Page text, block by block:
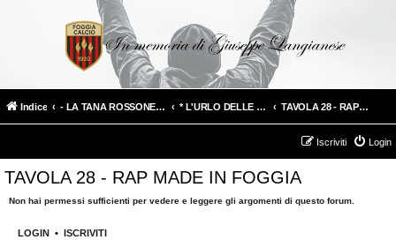
Indice - LA TANA ROSSONERA - * L'URLO DELLE CURVE * Sezione in ricordo di Giuseppe alias Bacco TAVOLA 28 - RAP MADE IN FOGGIA
Login
Iscriviti
TAVOLA 28 - RAP MADE IN FOGGIA
Non hai permessi sufficienti per vedere e leggere gli argomenti di questo forum.
LOGIN • ISCRIVITI